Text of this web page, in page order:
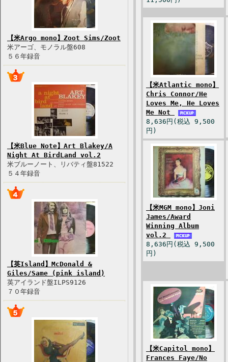
【米Argo mono】Zoot Sims/Zoot
米アーゴ、モノラル盤608
５６年録音
【米Blue Note】Art Blakey/A
Night At BirdLand vol.2
米ブルーノート、リバティ盤81522
５４年録音
【英Island】McDonald &
Giles/Same (pink island)
英アイランド盤ILPS9126
７０年録音
【米Atlantic mono】
Chris Connor/He
Loves Me, He Loves
Me Not
8,636円(税込 9,500
円)
【米MGM mono】Joni
James/Award
Winning Album
vol.2
8,636円(税込 9,500
円)
【米Capitol mono】
Frances Faye/No